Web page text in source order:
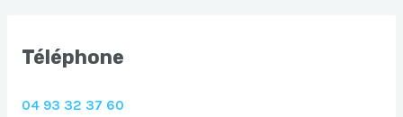
Téléphone
04 93 32 37 60